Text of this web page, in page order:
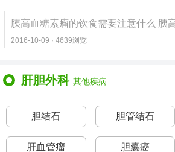
2016-10-09 · 4639浏览
肝胆外科 其他疾病
胆结石 胆管结石
肝血管瘤 胆囊癌